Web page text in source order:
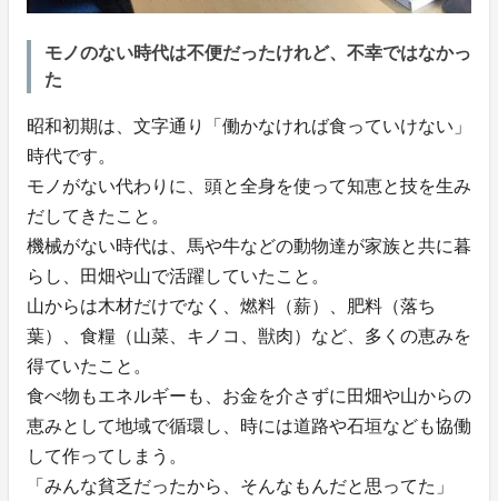
モノのない時代は不便だったけれど、不幸ではなかっ
た
昭和初期は、文字通り「働かなければ食っていけない」
時代です。
モノがない代わりに、頭と全身を使って知恵と技を生み
だしてきたこと。
機械がない時代は、馬や牛などの動物達が家族と共に暮
らし、田畑や山で活躍していたこと。
山からは木材だけでなく、燃料（薪）、肥料（落ち
葉）、食糧（山菜、キノコ、獣肉）など、多くの恵みを
得ていたこと。
食べ物もエネルギーも、お金を介さずに田畑や山からの
恵みとして地域で循環し、時には道路や石垣なども協働
して作ってしまう。
「みんな貧乏だったから、そんなもんだと思ってた」